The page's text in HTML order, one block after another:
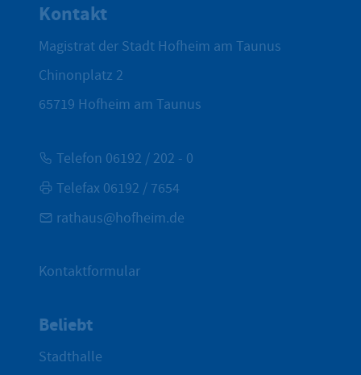
Kontakt
Magistrat der Stadt Hofheim am Taunus
Chinonplatz 2
65719 Hofheim am Taunus
Telefon 06192 / 202 - 0
Telefax 06192 / 7654
rathaus@hofheim.de
Kontaktformular
Beliebt
Stadthalle